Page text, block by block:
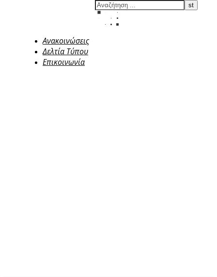
Ανακοινώσεις
Δελτία Τύπου
Επικοινωνία